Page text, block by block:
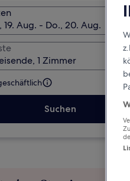
19. Aug. - Do., 20. Aug.
1 Zimmer
Suchen